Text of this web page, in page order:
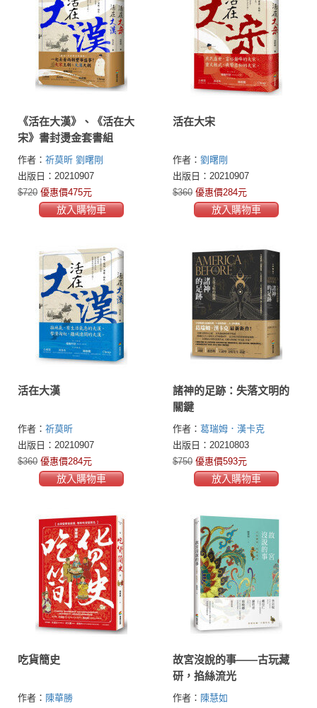
《活在大漢》、《活在大
宋》書封燙金套書組
作者： 祈莫昕 劉曙剛
出版日：20210907
$720 優惠價475元
放入購物車
活在大宋
作者： 劉曙剛
出版日：20210907
$360 優惠價284元
放入購物車
活在大漢
作者： 祈莫昕
出版日：20210907
$360 優惠價284元
放入購物車
諸神的足跡：失落文明的
關鍵
作者： 葛瑞姆．漢卡克
(Graham Hancock)
出版日：20210803
$750 優惠價593元
放入購物車
吃貨簡史
作者： 陳華勝
故宮沒說的事——古玩藏
研，掐絲流光
作者： 陳慧如